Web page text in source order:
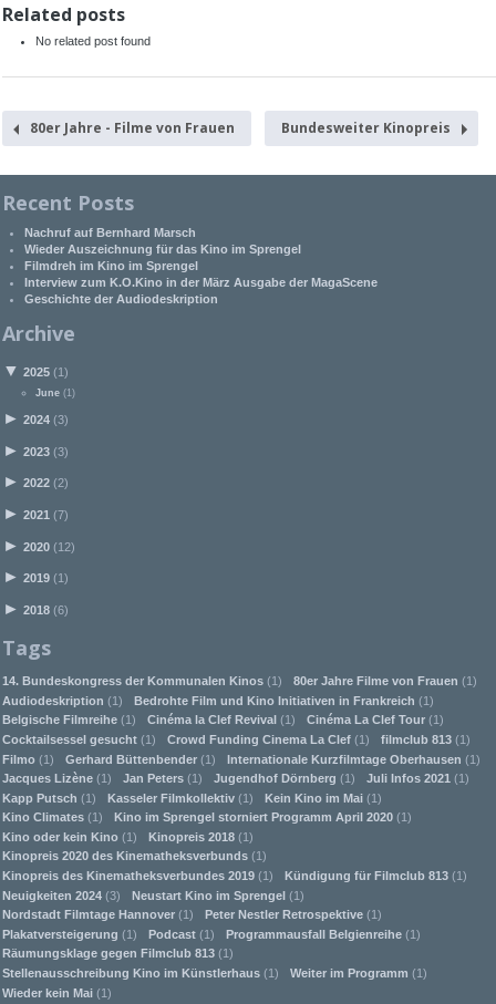
Related posts
No related post found
80er Jahre - Filme von Frauen Bundesweiter Kinopreis
Recent Posts
Nachruf auf Bernhard Marsch
Wieder Auszeichnung für das Kino im Sprengel
Filmdreh im Kino im Sprengel
Interview zum K.O.Kino in der März Ausgabe der MagaScene
Geschichte der Audiodeskription
Archive
▼ 2025 (1)
June (1)
► 2024 (3)
► 2023 (3)
► 2022 (2)
► 2021 (7)
► 2020 (12)
► 2019 (1)
► 2018 (6)
Tags
14. Bundeskongress der Kommunalen Kinos (1) 80er Jahre Filme von Frauen (1)
Audiodeskription (1) Bedrohte Film und Kino Initiativen in Frankreich (1)
Belgische Filmreihe (1) Cinéma la Clef Revival (1) Cinéma La Clef Tour (1)
Cocktailsessel gesucht (1) Crowd Funding Cinema La Clef (1) filmclub 813 (1)
Filmo (1) Gerhard Büttenbender (1) Internationale Kurzfilmtage Oberhausen (1)
Jacques Lizène (1) Jan Peters (1) Jugendhof Dörnberg (1) Juli Infos 2021 (1)
Kapp Putsch (1) Kasseler Filmkollektiv (1) Kein Kino im Mai (1)
Kino Climates (1) Kino im Sprengel storniert Programm April 2020 (1)
Kino oder kein Kino (1) Kinopreis 2018 (1)
Kinopreis 2020 des Kinematheksverbunds (1)
Kinopreis des Kinematheksverbundes 2019 (1) Kündigung für Filmclub 813 (1)
Neuigkeiten 2024 (3) Neustart Kino im Sprengel (1)
Nordstadt Filmtage Hannover (1) Peter Nestler Retrospektive (1)
Plakatversteigerung (1) Podcast (1) Programmausfall Belgienreihe (1)
Räumungsklage gegen Filmclub 813 (1)
Stellenausschreibung Kino im Künstlerhaus (1) Weiter im Programm (1)
Wieder kein Mai (1)